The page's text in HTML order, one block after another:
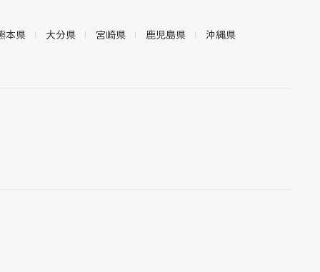
本県 大分県 宮崎県 鹿児島県 沖縄県